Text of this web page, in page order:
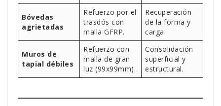
Bóvedas
agrietadas
Refuerzo por el
trasdós con
malla GFRP.
Recuperación
de la forma y
carga.
Muros de
tapial débiles
Refuerzo con
malla de gran
luz (99x99mm).
Consolidación
superficial y
estructural.